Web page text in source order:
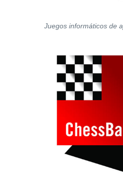
Juegos informáticos de